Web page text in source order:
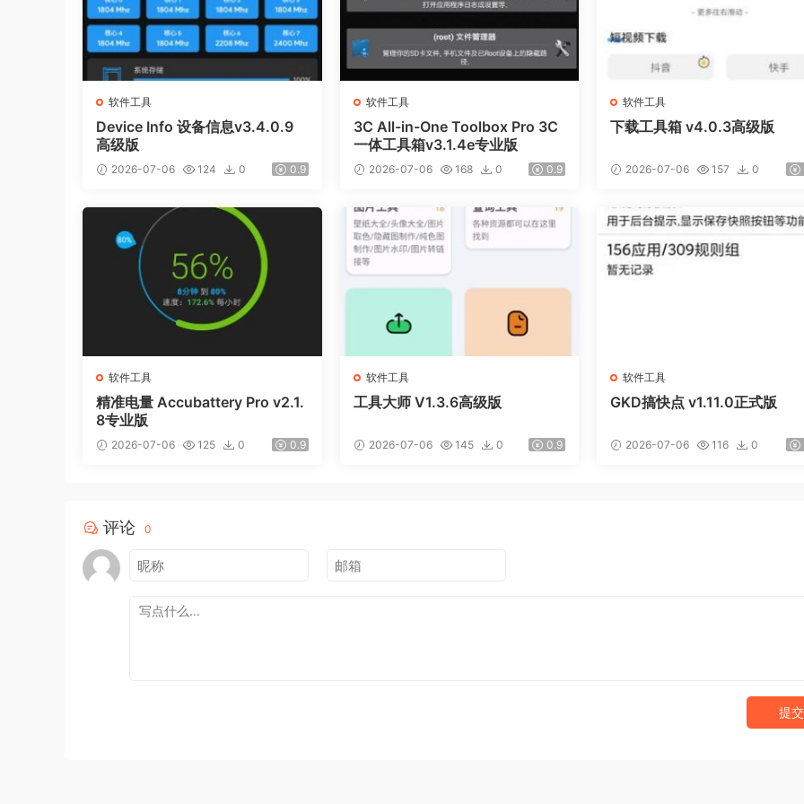
软件工具
Device Info 设备信息v3.4.0.9
高级版
2026-07-06 124 0 0.9
软件工具
3C All-in-One Toolbox Pro 3C
一体工具箱v3.1.4e专业版
2026-07-06 168 0 0.9
软件工具
下载工具箱 v4.0.3高级版
2026-07-06 157 0
软件工具
精准电量 Accubattery Pro v2.1.
8专业版
2026-07-06 125 0 0.9
软件工具
工具大师 V1.3.6高级版
2026-07-06 145 0 0.9
软件工具
GKD搞快点 v1.11.0正式版
2026-07-06 116 0
评论 0
提交